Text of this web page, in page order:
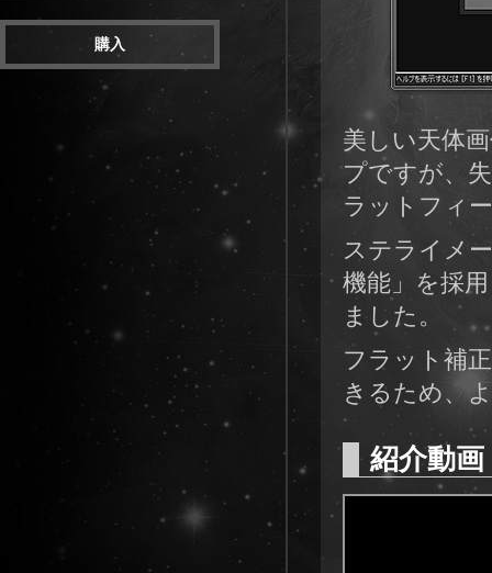
購入
美しい天体
プですが、
ラットフィ
ステライメ
機能」を採
ました。
フラット補
きるため、
紹介動画